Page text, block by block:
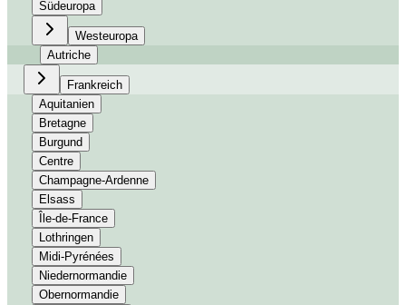
Südeuropa
Westeuropa
Autriche
Frankreich
Aquitanien
Bretagne
Burgund
Centre
Champagne-Ardenne
Elsass
Île-de-France
Lothringen
Midi-Pyrénées
Niedernormandie
Obernormandie